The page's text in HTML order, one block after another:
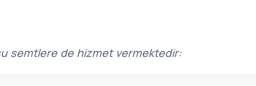
şu semtlere de hizmet vermektedir: